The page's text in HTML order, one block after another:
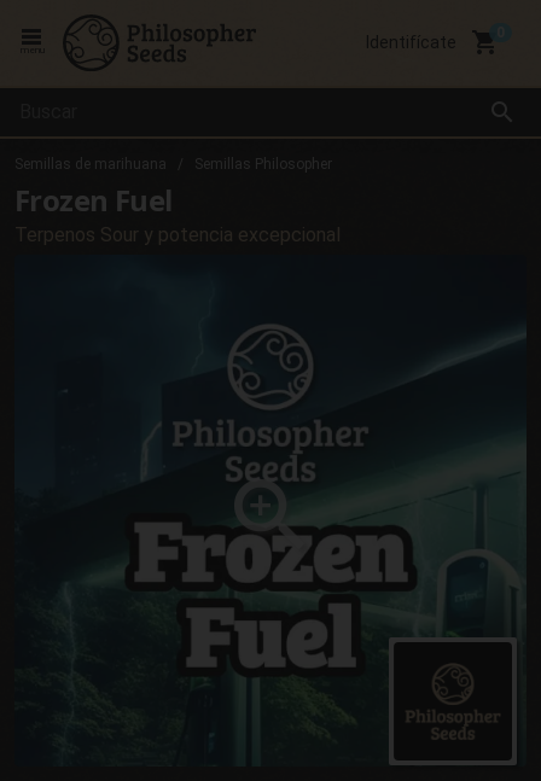
search
Identifícate local_grocery_store
Semillas de marihuana Semillas Philosopher
Frozen Fuel
Terpenos Sour y potencia excepcional